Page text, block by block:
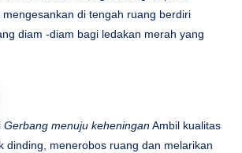
mengesankan di tengah ruang berdiri
diam -diam bagi ledakan merah yang
Gerbang menuju keheninganAmbil kualitas
dinding, menerobos ruang dan melarikan